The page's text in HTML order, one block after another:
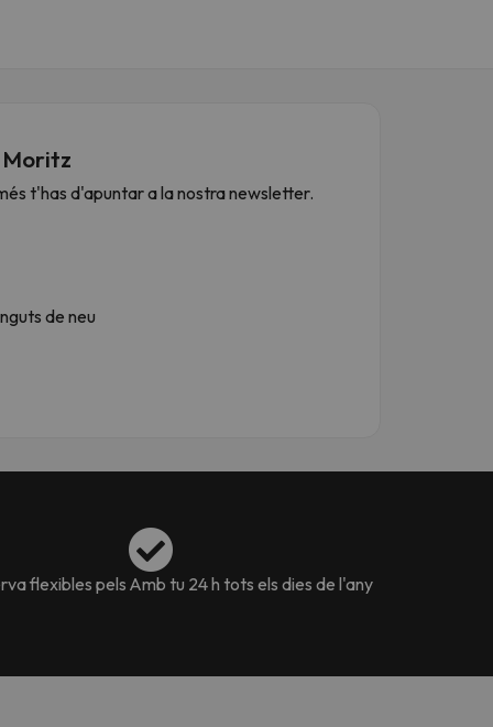
Moritz
t'has d'apuntar a la nostra newsletter.
de neu
flexibles pels Amb tu 24 h tots els dies de l'any